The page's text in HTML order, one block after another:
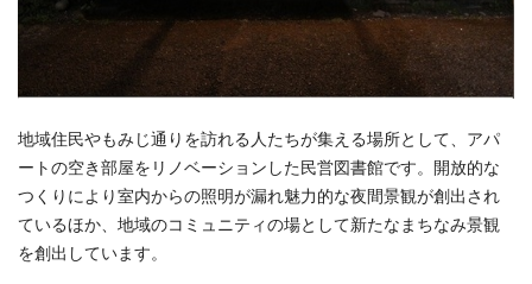
地域住民やもみじ通りを訪れる人たちが集える場所として、アパ
ートの空き部屋をリノベーションした民営図書館です。開放的な
つくりにより室内からの照明が漏れ魅力的な夜間景観が創出され
ているほか、地域のコミュニティの場として新たなまちなみ景観
を創出しています。